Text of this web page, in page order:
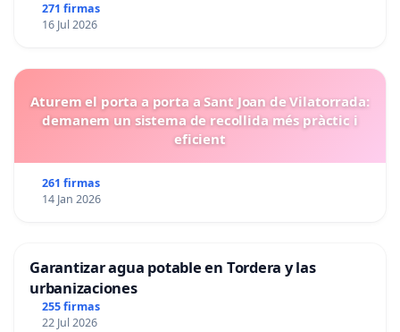
271 firmas
16 Jul 2026
Aturem el porta a porta a Sant Joan de Vilatorrada:
demanem un sistema de recollida més pràctic i
eficient
261 firmas
14 Jan 2026
Garantizar agua potable en Tordera y las
urbanizaciones
255 firmas
22 Jul 2026